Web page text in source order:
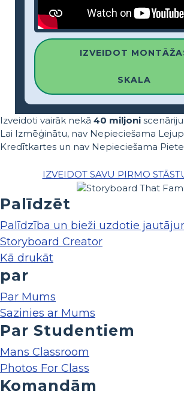
IZVEIDOT
SKALA
Izveidoti vairāk nekā 40 miljoni
Lai Izmēģinātu, nav Nepieciešama
Kredītkartes un nav Nepieciešama
IZVEIDOT SAVU PIRMO
Palīdzēt
Palīdzība un bieži uzdotie
Storyboard Creator
Kā drukāt
par
Par Mums
Sazinies ar Mums
Par Studentiem
Mans Classroom
Photos For Class
Komandām